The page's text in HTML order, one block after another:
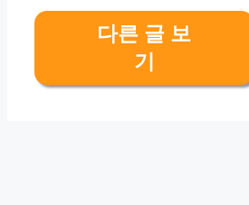
다른 글 보
기